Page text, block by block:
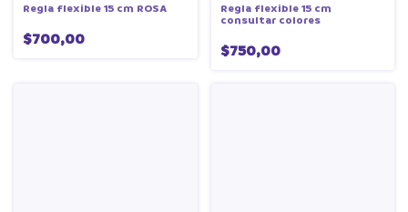
Regla flexible 15 cm ROSA
$700,00
Regla flexible 15 cm
consultar colores
$750,00